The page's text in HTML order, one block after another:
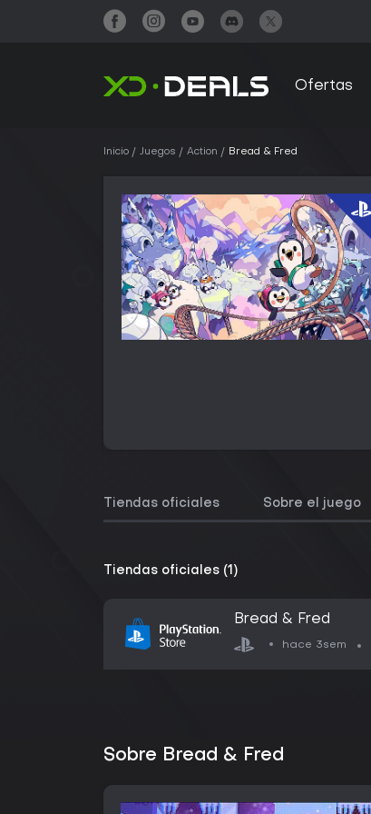
Ofertas
Inicio Juegos Action Bread & Fred
Tiendas oficiales Sobre el juego
Tiendas oficiales (1)
Bread & Fred
hace 3sem
Sobre Bread & Fred